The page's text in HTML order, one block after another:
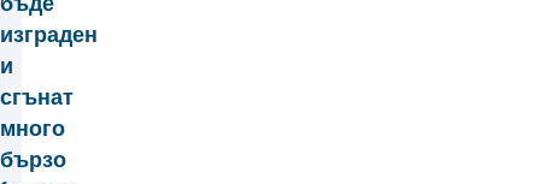
изграден
и
сгънат
много
бързо